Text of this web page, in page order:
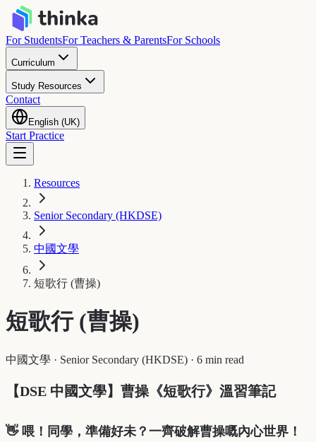
For StudentsFor Teachers & ParentsFor Schools
Curriculum
Study Resources
Contact
English (UK)
Start Practice
Resources
Senior Secondary (HKDSE)
中國文學
短歌行 (曹操)
短歌行 (曹操)
中國文學 · Senior Secondary (HKDSE) · 6 min read
【DSE 中國文學】曹操《短歌行》溫習筆記
👋 喂！同學，準備好未？一齊破解曹操嘅內心世界！